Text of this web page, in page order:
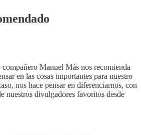
compañero Manuel Más nos recomienda
en las cosas importantes para nuestro
nos hace pensar en diferenciarnos, con
nuestros divulgadores favoritos desde